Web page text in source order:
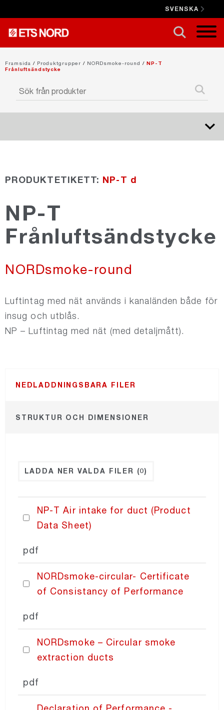
SVENSKA
Framsida / Produktgrupper / NORDsmoke-round / NP-T
Frånluftsändstycke
NORDcanopy
NORDdamper
NORDdiffuser
NORDfilter
PRICING
PRODUKTETIKETT: NP-T d
NP-T
Frånluftsändstycke
NORDsmoke-round
Luftintag med nät används i kanaländen både för
insug och utblås.
NP – Luftintag med nät (med detaljmått).
NEDLADDNINGSBARA FILER
STRUKTUR OCH DIMENSIONER
LADDA NER VALDA FILER (0)
NP-T Air intake for duct (Product
Data Sheet)
pdf
NORDsmoke-circular- Certificate
of Consistancy of Performance
pdf
NORDsmoke – Circular smoke
extraction ducts
pdf